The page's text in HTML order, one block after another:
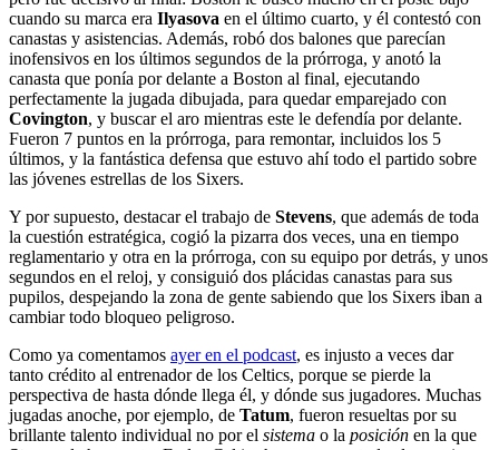
cuando su marca era Ilyasova en el último cuarto, y él contestó con
canastas y asistencias. Además, robó dos balones que parecían
inofensivos en los últimos segundos de la prórroga, y anotó la
canasta que ponía por delante a Boston al final, ejecutando
perfectamente la jugada dibujada, para quedar emparejado con
Covington, y buscar el aro mientras este le defendía por delante.
Fueron 7 puntos en la prórroga, para remontar, incluidos los 5
últimos, y la fantástica defensa que estuvo ahí todo el partido sobre
las jóvenes estrellas de los Sixers.
Y por supuesto, destacar el trabajo de Stevens, que además de toda
la cuestión estratégica, cogió la pizarra dos veces, una en tiempo
reglamentario y otra en la prórroga, con su equipo por detrás, y unos
segundos en el reloj, y consiguió dos plácidas canastas para sus
pupilos, despejando la zona de gente sabiendo que los Sixers iban a
cambiar todo bloqueo peligroso.
Como ya comentamos ayer en el podcast, es injusto a veces dar
tanto crédito al entrenador de los Celtics, porque se pierde la
perspectiva de hasta dónde llega él, y dónde sus jugadores. Muchas
jugadas anoche, por ejemplo, de Tatum, fueron resueltas por su
brillante talento individual no por el sistema o la posición en la que